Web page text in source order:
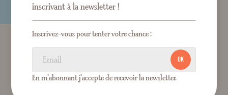
inscrivant à la newsletter !
Inscrivez-vous pour tenter votre chance :
OK
En m'abonnant j'accepte de recevoir la newsletter.